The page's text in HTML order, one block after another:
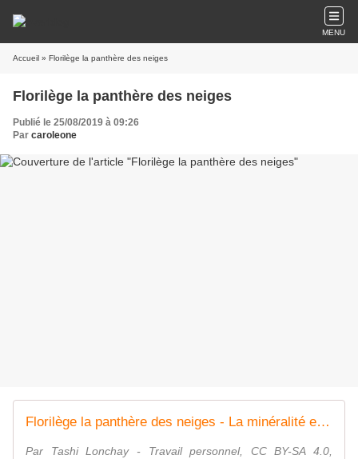
MENU
Accueil » Florilège la panthère des neiges
Florilège la panthère des neiges
Publié le 25/08/2019 à 09:26
Par caroleone
Florilège la panthère des neiges - La minéralité expliquée aux cailloux
Par Tashi Lonchay - Travail personnel, CC BY-SA 4.0,